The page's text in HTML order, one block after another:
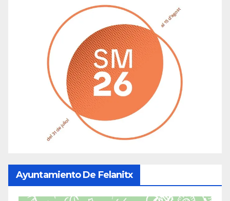
Ayuntamiento De Felanitx